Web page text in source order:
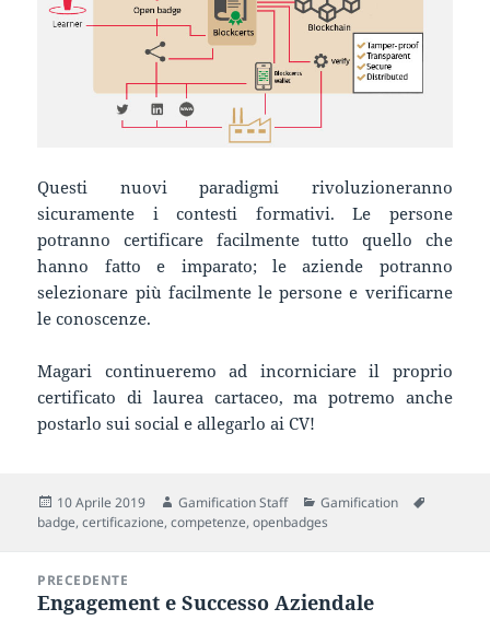
Questi nuovi paradigmi rivoluzioneranno
sicuramente i contesti formativi. Le persone
potranno certificare facilmente tutto quello che
hanno fatto e imparato; le aziende potranno
selezionare più facilmente le persone e verificarne
le conoscenze.
Magari continueremo ad incorniciare il proprio
certificato di laurea cartaceo, ma potremo anche
postarlo sui social e allegarlo ai CV!
Scritto
il
10 Aprile 2019 Autore
Gamification Staff Categorie
Gamification
badge,certificazione,competenze,openbadges
articoliPRECEDENTE
Articolo
Engagement e Successo Aziendale